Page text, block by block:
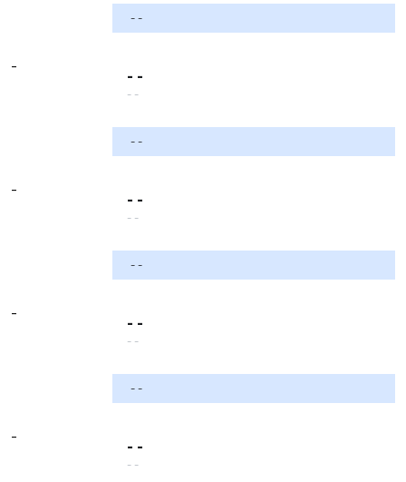
- -
-
- -
- -
- -
-
- -
- -
- -
-
- -
- -
- -
-
- -
- -